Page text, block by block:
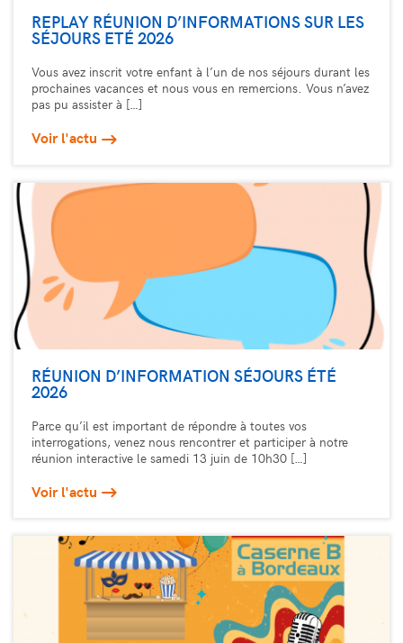
REPLAY RÉUNION D’INFORMATIONS SUR LES
SÉJOURS ETÉ 2026
Vous avez inscrit votre enfant à l’un de nos séjours durant les
prochaines vacances et nous vous en remercions. Vous n’avez
pas pu assister à […]
Voir l'actu
RÉUNION D’INFORMATION SÉJOURS ÉTÉ
2026
Parce qu’il est important de répondre à toutes vos
interrogations, venez nous rencontrer et participer à notre
réunion interactive le samedi 13 juin de 10h30 […]
Voir l'actu